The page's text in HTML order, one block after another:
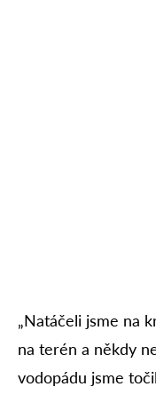
„Natáčeli jsme na
na terén a někdy
vodopádu jsme